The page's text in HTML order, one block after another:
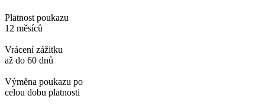
Platnost poukazu
12 měsíců
Vrácení zážitku
až do 60 dnů
Výměna poukazu po
celou dobu platnosti